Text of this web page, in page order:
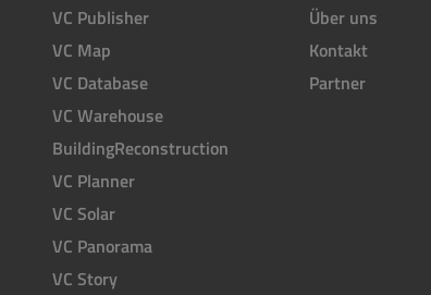
VC Publisher
VC Map
VC Database
VC Warehouse
BuildingReconstruction
VC Planner
VC Solar
VC Panorama
VC Story
Über uns
Kontakt
Partner